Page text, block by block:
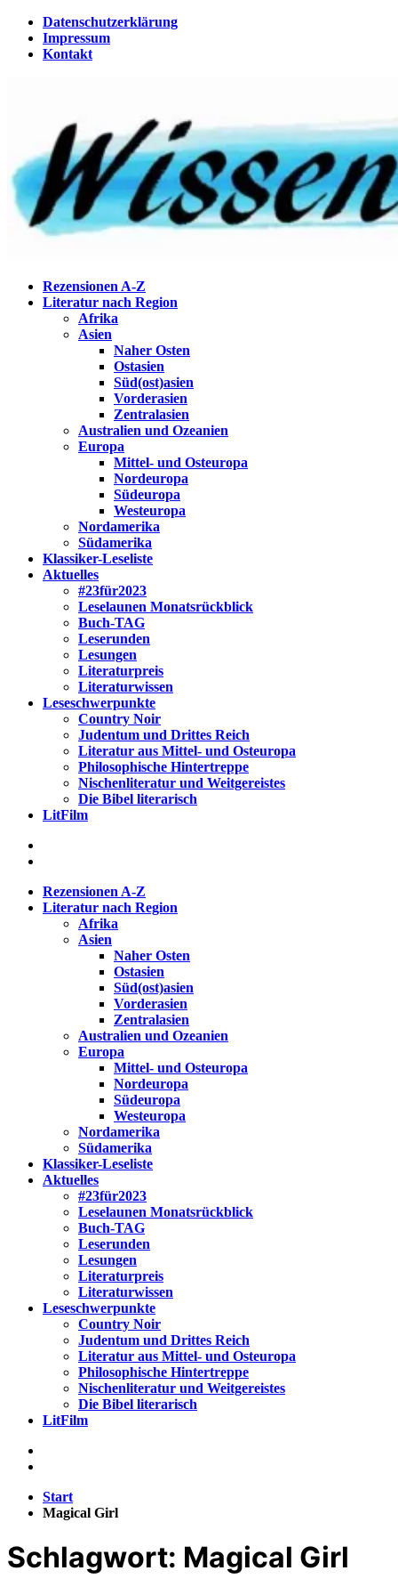
Zum
Inhalt
springen
Datenschutzerklärung
Impressum
Kontakt
Wissenstagebuch
Eine Gabel für die Suppe der Weisheit
Rezensionen A-Z
Literatur nach Region
Afrika
Asien
Naher Osten
Ostasien
Süd(ost)asien
Vorderasien
Zentralasien
Australien und Ozeanien
Europa
Mittel- und Osteuropa
Nordeuropa
Südeuropa
Westeuropa
Nordamerika
Südamerika
Klassiker-Leseliste
Aktuelles
#23für2023
Leselaunen Monatsrückblick
Buch-TAG
Leserunden
Lesungen
Literaturpreis
Literaturwissen
Leseschwerpunkte
Country Noir
Judentum und Drittes Reich
Literatur aus Mittel- und Osteuropa
Philosophische Hintertreppe
Nischenliteratur und Weitgereistes
Die Bibel literarisch
LitFilm
Rezensionen A-Z
Literatur nach Region
Afrika
Asien
Naher Osten
Ostasien
Süd(ost)asien
Vorderasien
Zentralasien
Australien und Ozeanien
Europa
Mittel- und Osteuropa
Nordeuropa
Südeuropa
Westeuropa
Nordamerika
Südamerika
Klassiker-Leseliste
Aktuelles
#23für2023
Leselaunen Monatsrückblick
Buch-TAG
Leserunden
Lesungen
Literaturpreis
Literaturwissen
Leseschwerpunkte
Country Noir
Judentum und Drittes Reich
Literatur aus Mittel- und Osteuropa
Philosophische Hintertreppe
Nischenliteratur und Weitgereistes
Die Bibel literarisch
LitFilm
Start
Magical Girl
Schlagwort: Magical Girl